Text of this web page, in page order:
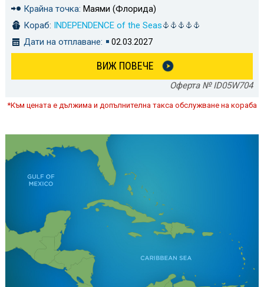
Крайна точка: Маями (Флорида)
Кораб:
INDEPENDENCE of the Seas
Дати на отплаване:
02.03.2027
ВИЖ ПОВЕЧЕ
Оферта № ID05W704
*Към цената е дължима и допълнителна такса обслужване на кораба